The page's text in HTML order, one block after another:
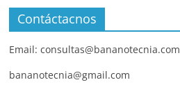
Contáctacnos
Email: consultas@bananotecnia.com
bananotecnia@gmail.com